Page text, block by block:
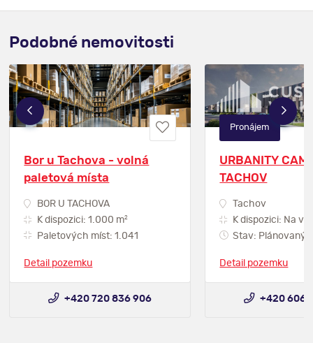
Podobné nemovitosti
Bor u Tachova - volná
paletová místa
BOR U TACHOVA
K dispozici: 1.000 m2
Paletových míst: 1.041
Detail pozemku
+420 720 836 906
URBANITY
TACHOV
Tachov
K dispozici: Na
Stav: Plánovaný
Detail pozemku
Pronájem
+420 606